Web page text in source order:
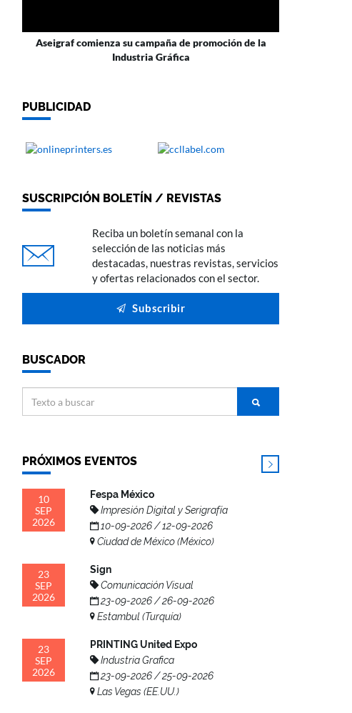
Aseigraf comienza su campaña de promoción de la
Industria Gráfica
PUBLICIDAD
SUSCRIPCIÓN BOLETÍN / REVISTAS
Reciba un boletín semanal con la
selección de las noticias más
destacadas, nuestras revistas, servicios
y ofertas relacionados con el sector.
Subscribir
BUSCADOR
PRÓXIMOS EVENTOS
10
SEP
2026
Fespa México
Impresión Digital y Serigrafía
10-09-2026 / 12-09-2026
Ciudad de México (México)
23
SEP
2026
Sign
Comunicación Visual
23-09-2026 / 26-09-2026
Estambul (Turquía)
23
SEP
2026
PRINTING United Expo
Industria Grafica
23-09-2026 / 25-09-2026
Las Vegas (EE.UU.)